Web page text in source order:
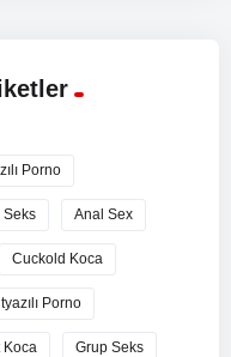
Porno
Seks Anal Sex
Cuckold Koca
Porno
Koca Grup Seks